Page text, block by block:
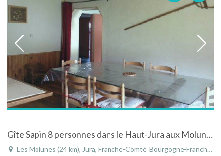
Gîte Sapin 8 personnes dans le Haut-Jura aux Molunes
Les Molunes (24 km), Jura, Franche-Comté, Bourgogne-Franche-Comté, France